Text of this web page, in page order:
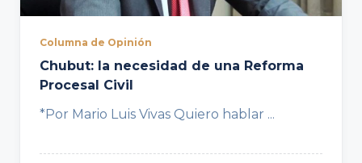
Columna de Opinión
Chubut: la necesidad de una Reforma
Procesal Civil
*Por Mario Luis Vivas Quiero hablar ...